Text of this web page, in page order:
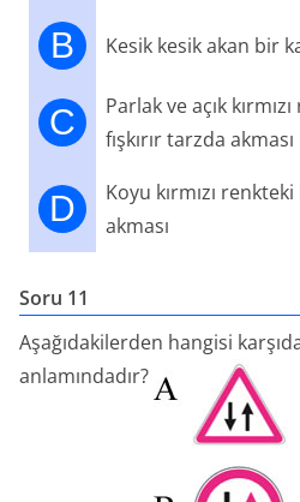
B Kesik kesik akan bir
C
Parlak ve açık
fışkırır tarzda akması
D
Koyu kırmızı
akması
Soru 11
Aşağıdakilerden hangisi
anlamındadır?